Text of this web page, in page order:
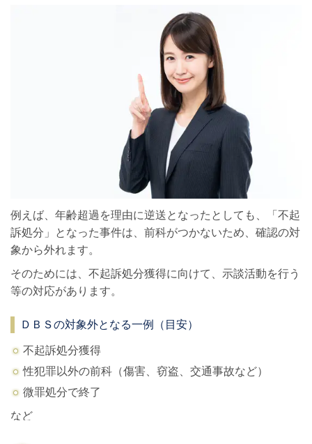
例えば、年齢超過を理由に逆送となったとしても、「不起
訴処分」となった事件は、前科がつかないため、確認の対
象から外れます。
そのためには、不起訴処分獲得に向けて、示談活動を行う
等の対応があります。
ＤＢＳの対象外となる一例（目安）
不起訴処分獲得
性犯罪以外の前科（傷害、窃盗、交通事故など）
微罪処分で終了
など